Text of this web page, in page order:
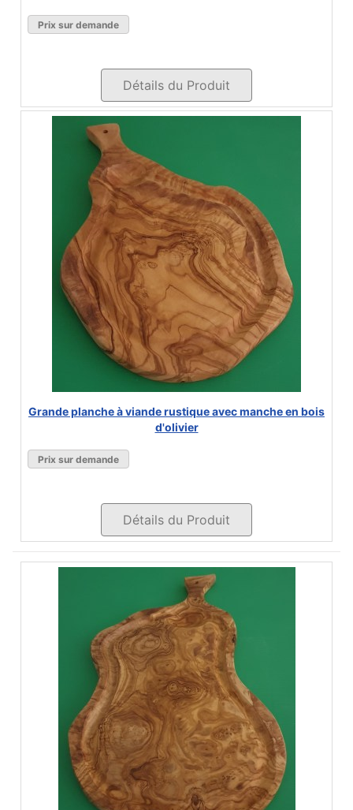
Prix sur demande
Détails du Produit
Grande planche à viande rustique avec manche en bois
d'olivier
Prix sur demande
Détails du Produit